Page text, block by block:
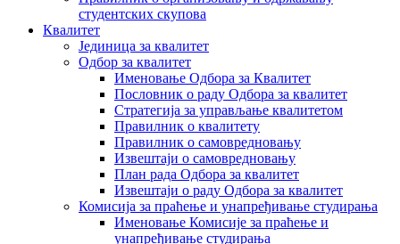
студентских скупова
Квалитет
Јединица за квалитет
Одбор за квалитет
Именовање Одбора за Квалитет
Пословник о раду Одбора за квалитет
Стратегија за управљање квалитетом
Правилник о квалитету
Правилник о самовредновању
Извештаји о самовредновању
План рада Одбора за квалитет
Извештаји о раду Одбора за квалитет
Комисија за праћење и унапређивање студирања
Именовање Комисије за праћење и
унапређивање студирања